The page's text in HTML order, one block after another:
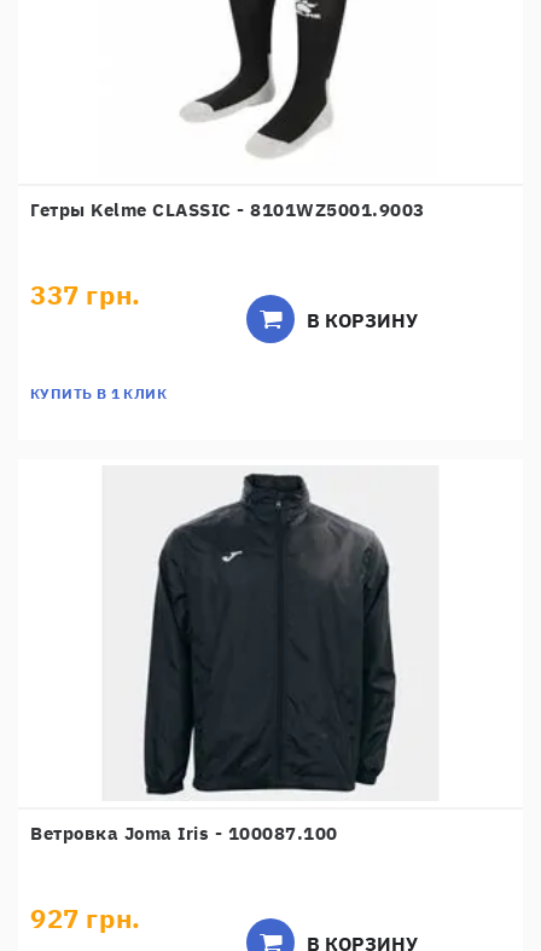
Гетры Kelme CLASSIC - 8101WZ5001.9003
337 грн.
КУПИТЬ В 1 КЛИК
В КОРЗИНУ
Ветровка Joma Iris - 100087.100
927 грн.
В КОРЗИНУ